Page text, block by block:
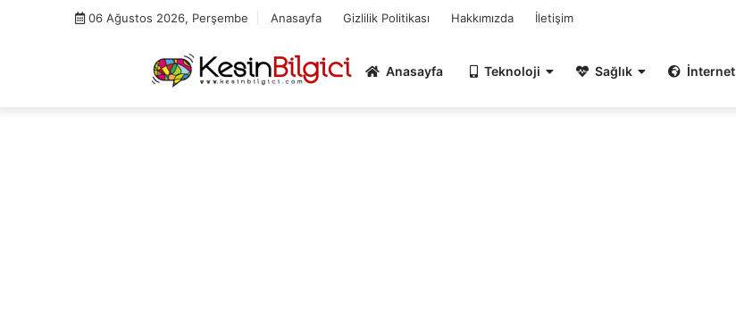
06 Ağustos 2026, Perşembe Anasayfa Gizlilik Politikası Hakkımızda İletişim
Anasayfa Teknoloji Sağlık İnternet